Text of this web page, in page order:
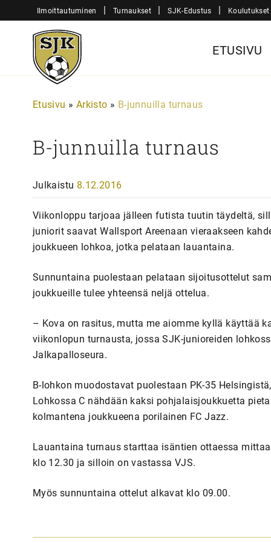
sisältöön
Ilmoittautuminen | Turnaukset | SJK-Edustus | Koulutukset
Sjk-
Juniorit
ETUSIVU
Etusivu » Arkisto » B-junnuilla turnaus
B-junnuilla turnaus
Julkaistu 8.12.2016
Viikonloppu tarjoaa jälleen futista tuutin täydeltä,
juniorit saavat Wallsport Areenaan vieraakseen
joukkueen lohkoa, jotka pelataan lauantaina.
Sunnuntaina puolestaan pelataan sijoitusottelut
joukkueille tulee yhteensä neljä ottelua.
– Kova on rasitus, mutta me aiomme kyllä käyttää
viikonlopun turnausta, jossa SJK-junioreiden
Jalkapalloseura.
B-lohkon muodostavat puolestaan PK-35
Lohkossa C nähdään kaksi pohjalaisjoukkuetta
kolmantena joukkueena porilainen FC Jazz.
Lauantaina turnaus starttaa isäntien ottaessa
klo 12.30 ja silloin on vastassa VJS.
Myös sunnuntaina ottelut alkavat klo 09.00.